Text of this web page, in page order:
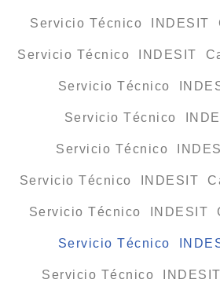
Servicio Técnico INDESIT
Servicio Técnico INDESIT
Servicio Técnico
Servicio Técnico
Servicio Técnico
Servicio Técnico INDESIT
Servicio Técnico INDESIT
Servicio Técnico
Servicio Técnico